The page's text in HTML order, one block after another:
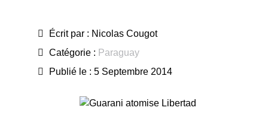
Écrit par : Nicolas Cougot
Catégorie : Paraguay
Publié le : 5 Septembre 2014